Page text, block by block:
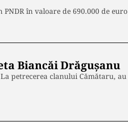
în valoare de 690.000 de euro
Biancăi Drăgușanu
petrecerea clanului Cămătaru, au